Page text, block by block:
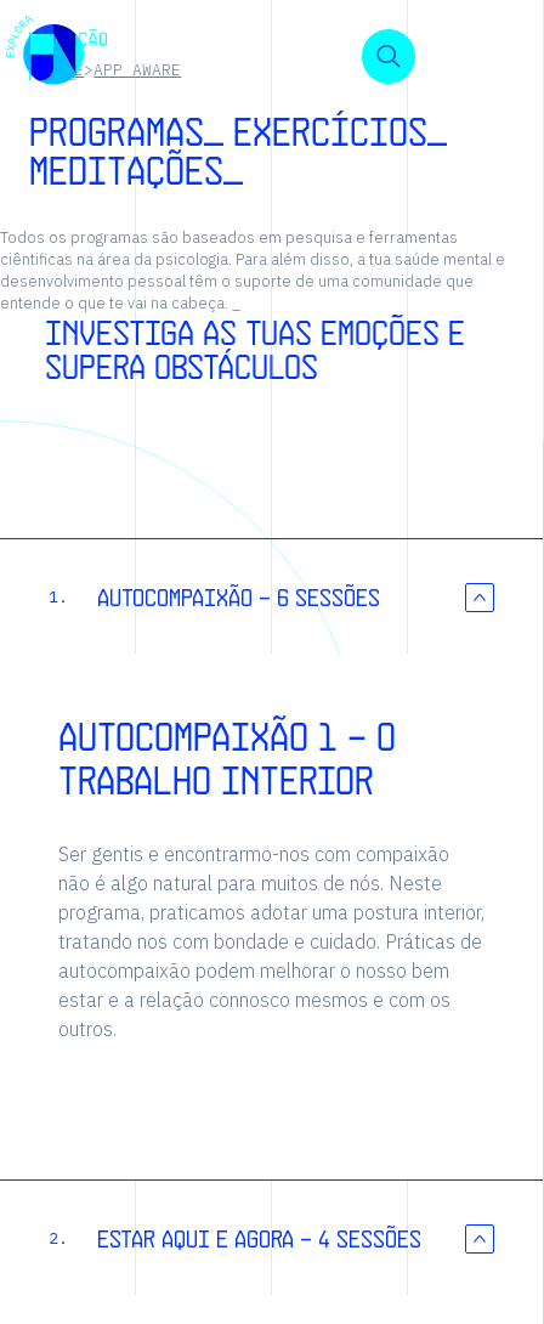
HOME>APP AWARE
Programas_ exercícios_
meditações_
Todos os programas são baseados em pesquisa e ferramentas
ciêntificas na área da psicologia. Para além disso, a tua saúde mental e
desenvolvimento pessoal têm o suporte de uma comunidade que
entende o que te vai na cabeça. _
Investiga as tuas emoções e
supera obstáculos
1. Autocompaixão - 6 sessões
Autocompaixão 1 - O
trabalho interior
Ser gentis e encontrarmo-nos com compaixão
não é algo natural para muitos de nós. Neste
programa, praticamos adotar uma postura interior,
tratando nos com bondade e cuidado. Práticas de
autocompaixão podem melhorar o nosso bem
estar e a relação connosco mesmos e com os
outros.
2. Estar aqui e agora - 4 sessões